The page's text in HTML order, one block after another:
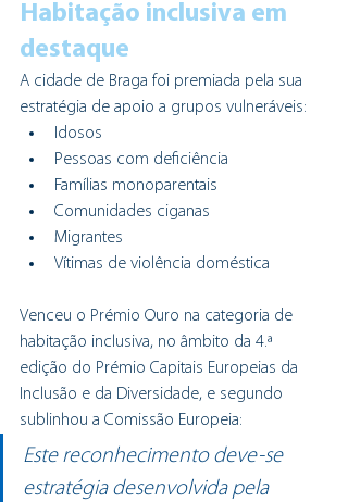
Habitação inclusiva em
destaque
A cidade de Braga foi premiada pela sua
estratégia de apoio a grupos vulneráveis:
Idosos
Pessoas com deficiência
Famílias monoparentais
Comunidades ciganas
Migrantes
Vítimas de violência doméstica
Venceu o Prémio Ouro na categoria de
habitação inclusiva, no âmbito da 4.ª
edição do Prémio Capitais Europeias da
Inclusão e da Diversidade, e segundo
sublinhou a Comissão Europeia:
Este reconhecimento deve-se
estratégia desenvolvida pela